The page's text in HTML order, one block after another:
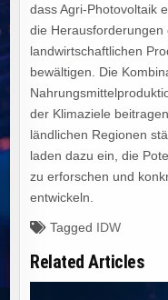
dass Agri-Photovoltaik
die
landwirtschaftlichen
bewältigen. Die
der Klimaziele
ländlichen Regionen
laden dazu ein, die
zu erforschen und
entwickeln.
Tagged IDW
Related Articles